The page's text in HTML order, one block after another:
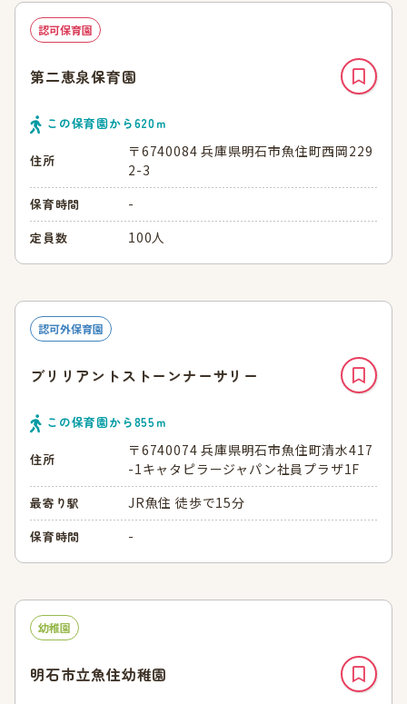
認可保育園
第二恵泉保育園
この保育園から620ｍ
住所
〒6740084 兵庫県明石市魚住町西岡229
2-3
保育時間 -
定員数 100人
認可外保育園
ブリリアントストーンナーサリー
この保育園から855ｍ
住所
〒6740074 兵庫県明石市魚住町清水417
-1キャタピラージャパン社員プラザ1F
最寄り駅 JR魚住 徒歩で15分
保育時間 -
幼稚園
明石市立魚住幼稚園